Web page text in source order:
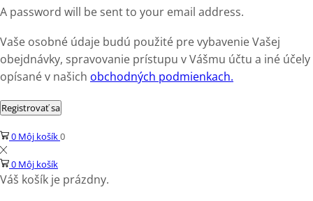
A password will be sent to your email address.
Vaše osobné údaje budú použité pre vybavenie Vašej
obejdnávky, spravovanie prístupu v Vášmu účtu a iné účely
opísané v našich obchodných podmienkach.
Registrovať sa
0 Môj košík0
0 Môj košík
Váš košík je prázdny.